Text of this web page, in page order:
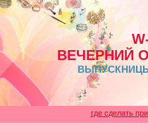
ВЕЧЕРНИЙ
где сделать